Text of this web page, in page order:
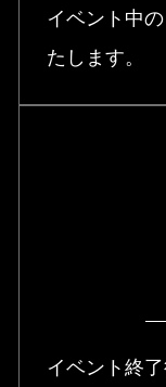
イベント中
たします。
イベント終